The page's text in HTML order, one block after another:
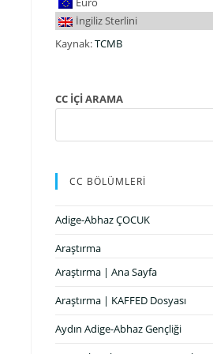
İngiliz Sterlini
Kaynak:TCMB
CC İÇİ ARAMA
CC BÖLÜMLERİ
Adige-Abhaz ÇOCUK
Araştırma
Araştırma | Ana Sayfa
Araştırma | KAFFED Dosyası
Aydın Adige-Abhaz Gençliği